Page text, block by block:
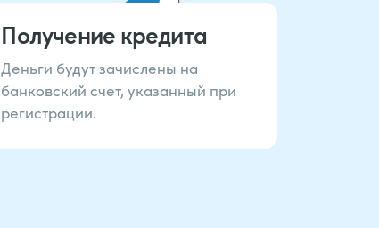
Получение кредита
Деньги будут зачислены на
банковский счет, указанный при
регистрации.